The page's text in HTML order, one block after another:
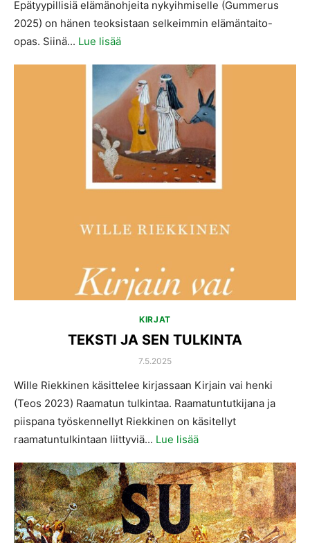
Epätyypillisiä elämänohjeita nykyihmiselle (Gummerus
2025) on hänen teoksistaan selkeimmin elämäntaito-
opas. Siinä... Lue lisää
KIRJAT
TEKSTI JA SEN TULKINTA
POSTED
7.5.2025
Wille Riekkinen käsittelee kirjassaan Kirjain vai henki
(Teos 2023) Raamatun tulkintaa. Raamatuntutkijana ja
piispana työskennellyt Riekkinen on käsitellyt
raamatuntulkintaan liittyviä... Lue lisää